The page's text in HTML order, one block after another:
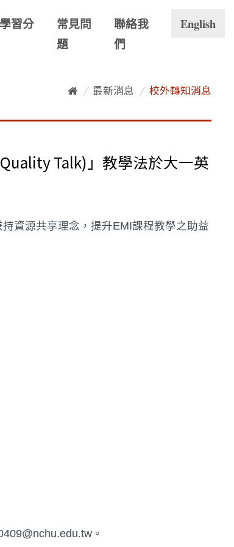
習分
常見問
題
聯絡我
們
English
/ 最新消息 / 校外轉知消息
Talk)」教學法於大一英
資源共享理念，提升EMI課程教學之助益
。